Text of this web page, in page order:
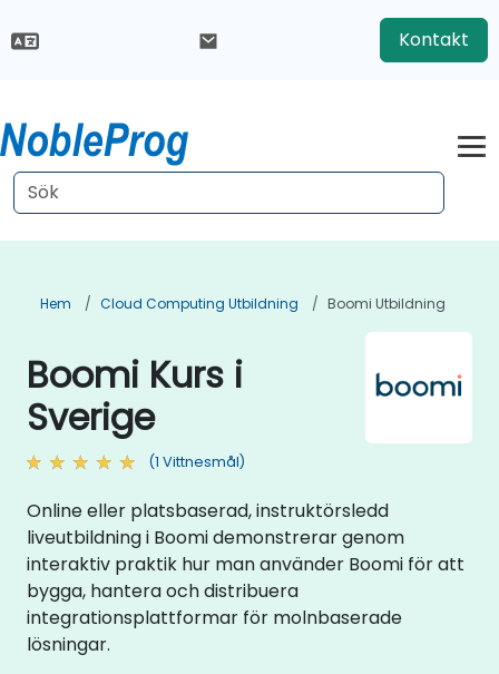
Kontakt
Hem Cloud Computing Utbildning Boomi Utbildning
Boomi Kurs i
Sverige
(1 Vittnesmål)
Online eller platsbaserad, instruktörsledd
liveutbildning i Boomi demonstrerar genom
interaktiv praktik hur man använder Boomi för att
bygga, hantera och distribuera
integrationsplattformar för molnbaserade
lösningar.